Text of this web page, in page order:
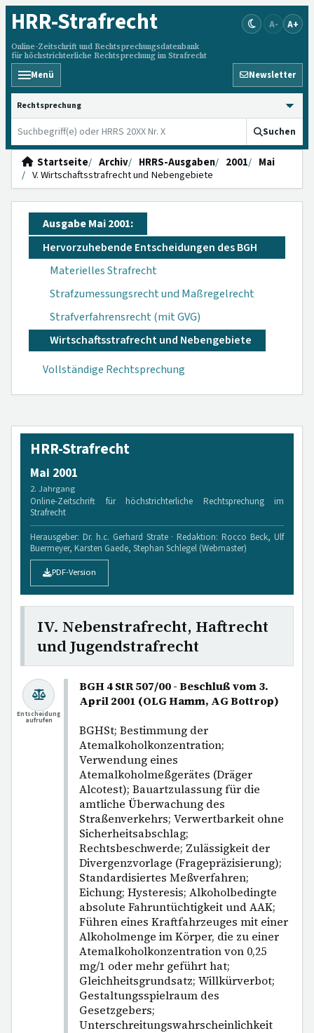
HRR-Strafrecht
Online-Zeitschrift und Rechtsprechungsdatenbank
für höchstrichterliche Rechtsprechung im Strafrecht
A- A+
Menü Newsletter
HRRS durchsuchen
Suchen
Startseite Archiv HRRS-Ausgaben 2001
Mai
V. Wirtschaftsstrafrecht und Nebengebiete
Ausgabe Mai 2001:
Hervorzuhebende Entscheidungen des BGH
Materielles Strafrecht
Strafzumessungsrecht und Maßregelrecht
Strafverfahrensrecht (mit GVG)
Wirtschaftsstrafrecht und Nebengebiete
Vollständige Rechtsprechung
HRR-Strafrecht
Mai 2001
2. Jahrgang
Online-Zeitschrift für höchstrichterliche Rechtsprechung im
Strafrecht
Herausgeber: Dr. h.c. Gerhard Strate · Redaktion: Rocco Beck, Ulf
Buermeyer, Karsten Gaede, Stephan Schlegel (Webmaster)
PDF-Version
IV. Nebenstrafrecht, Haftrecht
und Jugendstrafrecht
BGH 4 StR 507/00 - Beschluß vom 3.
April 2001 (OLG Hamm, AG Bottrop)
BGHSt; Bestimmung der
Atemalkoholkonzentration;
Verwendung eines
Atemalkoholmeßgerätes (Dräger
Alcotest); Bauartzulassung für die
amtliche Überwachung des
Straßenverkehrs; Verwertbarkeit ohne
Sicherheitsabschlag;
Rechtsbeschwerde; Zulässigkeit der
Divergenzvorlage (Fragepräzisierung);
Standardisiertes Meßverfahren;
Eichung; Hysteresis; Alkoholbedingte
absolute Fahruntüchtigkeit und AAK;
Führen eines Kraftfahrzeuges mit einer
Alkoholmenge im Körper, die zu einer
Atemalkoholkonzentration von 0,25
mg/1 oder mehr geführt hat;
Gleichheitsgrundsatz; Willkürverbot;
Gestaltungsspielraum des
Gesetzgebers;
Unterschreitungswahrscheinlichkeit
Entscheidung
aufrufen